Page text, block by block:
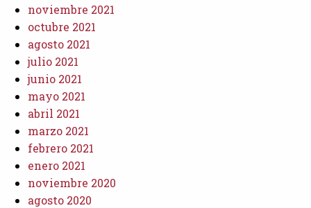
noviembre 2021
octubre 2021
agosto 2021
julio 2021
junio 2021
mayo 2021
abril 2021
marzo 2021
febrero 2021
enero 2021
noviembre 2020
agosto 2020